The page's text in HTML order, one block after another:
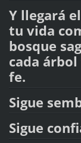
Y llegará
tu vida
bosque
cada
fe.
Sigue
Sigue